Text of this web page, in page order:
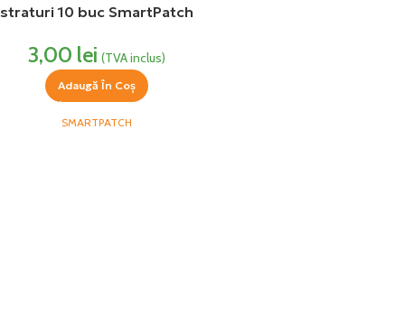
straturi 10 buc SmartPatch
3,00 lei (TVA inclus)
Adaugă În Coș
SMARTPATCH